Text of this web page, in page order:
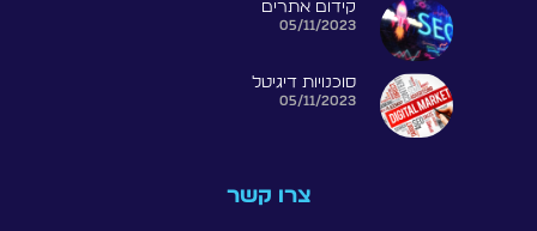
קידום אתרים
05/11/2023
סוכנויות דיגיטל
05/11/2023
צרו קשר